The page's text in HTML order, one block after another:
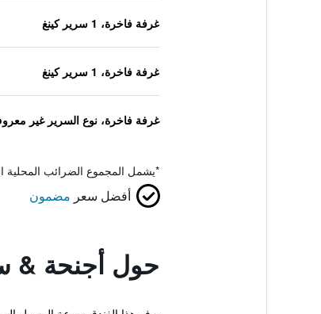
غرفة فاخرة، 1 سرير كينغ
غرفة فاخرة، 1 سرير كينغ
غرفة فاخرة، نوع السرير غير
*يشمل المجموع الضرائب المحلية
أفضل سعر مضمون
حول أجنحة &